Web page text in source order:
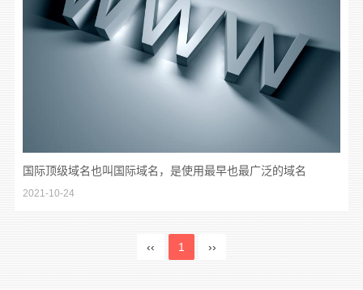
国际顶级域名也叫国际域名，是使用最早也最广泛的域名
2021-10-24
‹‹ 1 ››